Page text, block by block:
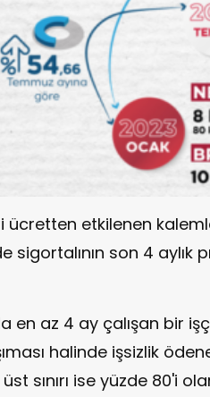
ücretten etkilenen
sigortalının son 4 aylık
en az 4 ay çalışan bir
halinde işsizlik
sınırı ise yüzde 80'i